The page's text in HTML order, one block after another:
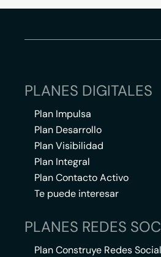
PLANES DIGITALES
Plan Impulsa
Plan Desarrollo
Plan Visibilidad
Plan Integral
Plan Contacto Activo
Te puede interesar
PLANES REDES
Plan Construye Redes